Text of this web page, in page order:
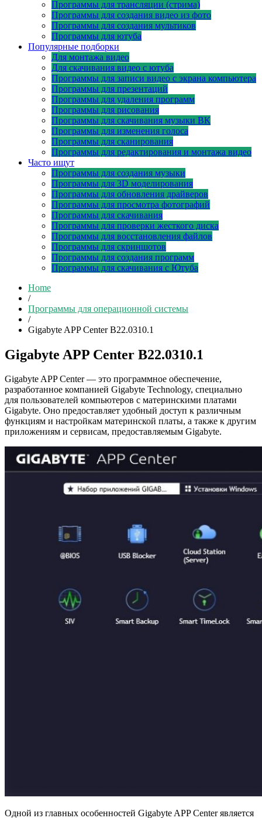
Программы для трансляции (стрима)
Программы для создания видео из фото
Программы для создания мультиков
Программы для ютуба
Популярные подборки
Для монтажа видео
Для скачивания видео с ютуба
Программы для записи видео с экрана компьютера
Программы для презентаций
Программы для удаления программ
Программы для рисования
Программы для скачивания музыки ВК
Программы для изменения голоса
Программы для сканирования
Программы для редактирования и монтажа видео
Часто ищут
Программы для создания музыки
Программы для 3D моделирования
Программы для обновления драйверов
Программы для просмотра фотографий
Программы для скачивания
Программы для проверки жесткого диска
Программы для восстановления файлов
Программы для скриншотов
Программы для создания программ
Программы для скачивания с Ютуба
Home
/
Программы для операционной системы
/
Gigabyte APP Center B22.0310.1
Gigabyte APP Center B22.0310.1
Gigabyte APP Center — это программное обеспечение,
разработанное компанией Gigabyte Technology, специально
для пользователей компьютеров с материнскими платами
Gigabyte. Оно предоставляет удобный доступ к различным
функциям и настройкам материнской платы, а также к другим
приложениям и сервисам, предоставляемым Gigabyte.
Одной из главных особенностей Gigabyte APP Center является